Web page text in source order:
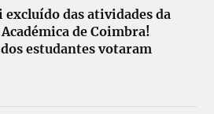
excluído das atividades da
de Coimbra!
dos estudantes votaram